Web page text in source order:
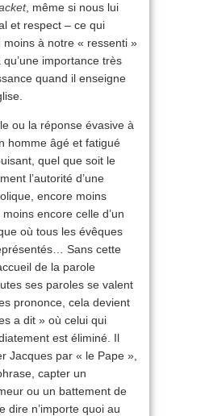
, même si nous lui
et respect – ce qui
moins à notre « ressenti »
qu’une importance très
quand il enseigne
ou la réponse évasive à
homme âgé et fatigué
quel que soit le
l’autorité d’une
encore moins
, moins encore celle d’un
où tous les évêques
Sans cette
de la parole
ses paroles se valent
prononce, cela devient
a dit » où celui qui
est éliminé. Il
Jacques par « le Pape »,
capter un
ou un battement de
dire n’importe quoi au